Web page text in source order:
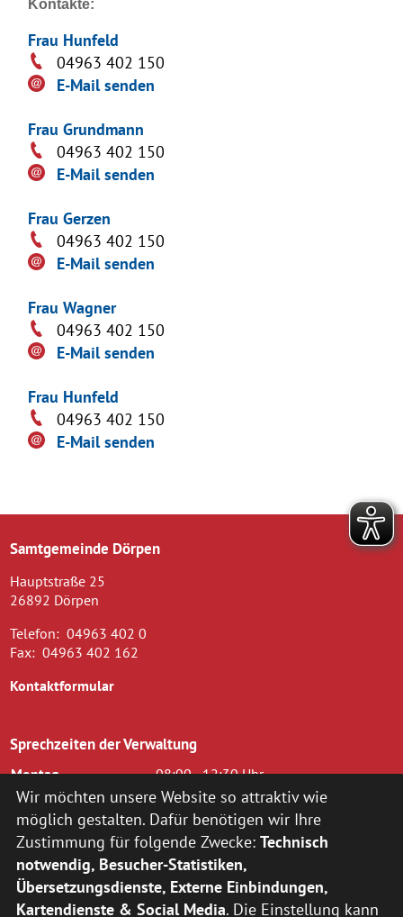
Kontakte:
Frau Hunfeld
04963 402 150
E-Mail senden
Frau Grundmann
04963 402 150
E-Mail senden
Frau Gerzen
04963 402 150
E-Mail senden
Frau Wagner
04963 402 150
E-Mail senden
Frau Hunfeld
04963 402 150
E-Mail senden
Samtgemeinde Dörpen
Hauptstraße 25
26892 Dörpen
Telefon: 04963 402 0
Fax: 04963 402 162
Kontaktformular
Sprechzeiten der Verwaltung
Montag
08:00 - 12:30 Uhr
Dienstag
08.00 - 12.30 Uhr und 14.00 - 16.00
Uhr
Mittwoch
08.00 - 12.30 Uhr
Donnerstag
14.00 - 18.00 Uhr
Freitag
08.00 - 12.00 Uhr
zusätzlich nach vorheriger Terminvereinbarung:
Wir möchten unsere Website so attraktiv wie
möglich gestalten. Dafür benötigen wir Ihre
Zustimmung für folgende Zwecke: Technisch
notwendig, Besucher-Statistiken,
Übersetzungsdienste, Externe Einbindungen,
Kartendienste & Social Media. Die Einstellung kann